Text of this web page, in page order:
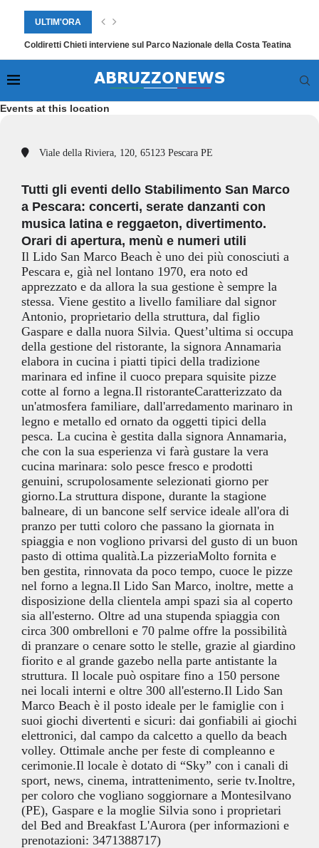
ULTIM'ORA
Coldiretti Chieti interviene sul Parco Nazionale della Costa Teatina
Events at this location
Viale della Riviera, 120, 65123 Pescara PE
Tutti gli eventi dello Stabilimento San Marco
a Pescara: concerti, serate danzanti con
musica latina e reggaeton, divertimento.
Orari di apertura, menù e numeri utili
Il Lido San Marco Beach è uno dei più conosciuti a
Pescara e, già nel lontano 1970, era noto ed
apprezzato e da allora la sua gestione è sempre la
stessa. Viene gestito a livello familiare dal signor
Antonio, proprietario della struttura, dal figlio
Gaspare e dalla nuora Silvia. Quest’ultima si occupa
della gestione del ristorante, la signora Annamaria
elabora in cucina i piatti tipici della tradizione
marinara ed infine il cuoco prepara squisite pizze
cotte al forno a legna.Il ristoranteCaratterizzato da
un'atmosfera familiare, dall'arredamento marinaro in
legno e metallo ed ornato da oggetti tipici della
pesca. La cucina è gestita dalla signora Annamaria,
che con la sua esperienza vi farà gustare la vera
cucina marinara: solo pesce fresco e prodotti
genuini, scrupolosamente selezionati giorno per
giorno.La struttura dispone, durante la stagione
balneare, di un bancone self service ideale all'ora di
pranzo per tutti coloro che passano la giornata in
spiaggia e non vogliono privarsi del gusto di un buon
pasto di ottima qualità.La pizzeriaMolto fornita e
ben gestita, rinnovata da poco tempo, cuoce le pizze
nel forno a legna.Il Lido San Marco, inoltre, mette a
disposizione della clientela ampi spazi sia al coperto
sia all'esterno. Oltre ad una stupenda spiaggia con
circa 300 ombrelloni e 70 palme offre la possibilità
di pranzare o cenare sotto le stelle, grazie al giardino
fiorito e al grande gazebo nella parte antistante la
struttura. Il locale può ospitare fino a 150 persone
nei locali interni e oltre 300 all'esterno.Il Lido San
Marco Beach è il posto ideale per le famiglie con i
suoi giochi divertenti e sicuri: dai gonfiabili ai giochi
elettronici, dal campo da calcetto a quello da beach
volley. Ottimale anche per feste di compleanno e
cerimonie.Il locale è dotato di “Sky” con i canali di
sport, news, cinema, intrattenimento, serie tv.Inoltre,
per coloro che vogliano soggiornare a Montesilvano
(PE), Gaspare e la moglie Silvia sono i proprietari
del Bed and Breakfast L'Aurora (per informazioni e
prenotazioni: 3471388717)